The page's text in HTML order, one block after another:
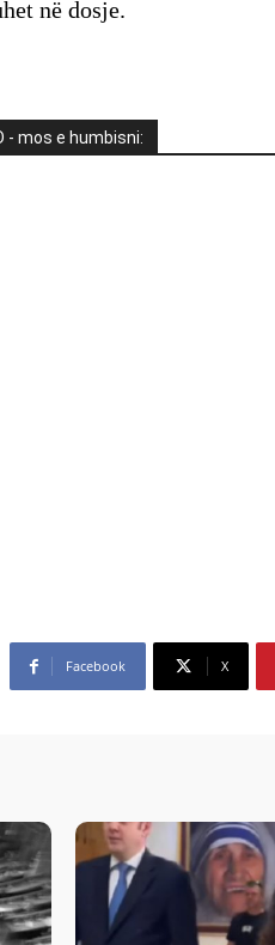
në dosje.
- mos e humbisni:
Facebook X